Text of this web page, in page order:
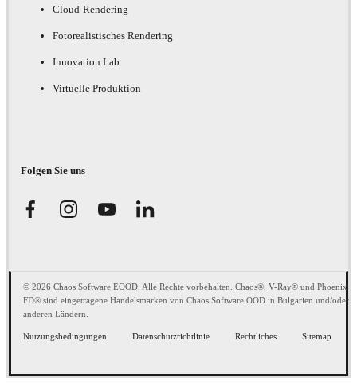
Cloud-Rendering
Fotorealistisches Rendering
Innovation Lab
Virtuelle Produktion
Folgen Sie uns
© 2026 Chaos Software EOOD. Alle Rechte vorbehalten. Chaos®, V-Ray® und Phoenix
FD® sind eingetragene Handelsmarken von Chaos Software OOD in Bulgarien und/oder
anderen Ländern.
Nutzungsbedingungen Datenschutzrichtlinie Rechtliches Sitemap